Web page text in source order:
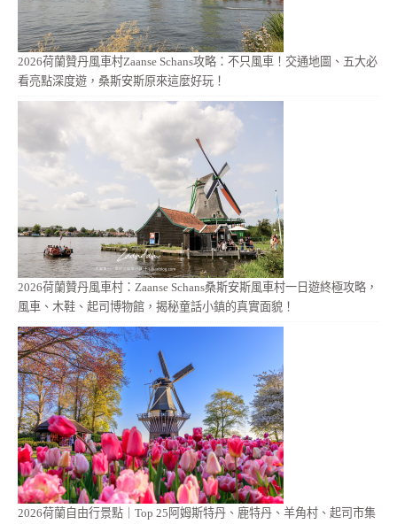
2026荷蘭贊丹風車村Zaanse Schans攻略：不只風車！交通地圖、五大必
看亮點深度遊，桑斯安斯原來這麼好玩！
2026荷蘭贊丹風車村：Zaanse Schans桑斯安斯風車村一日遊終極攻略，
風車、木鞋、起司博物館，揭秘童話小鎮的真實面貌！
2026荷蘭自由行景點｜Top 25阿姆斯特丹、鹿特丹、羊角村、起司市集